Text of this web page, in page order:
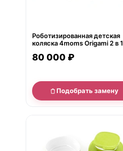
Роботизированная детская
коляска 4moms Origami 2 в 1
80 000 ₽
Подобрать замену